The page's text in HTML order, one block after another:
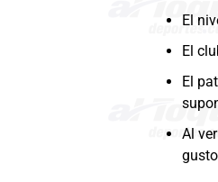
El
El
El
Al